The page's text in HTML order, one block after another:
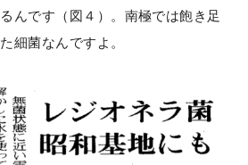
んです（図４）。南極では飽き足
細菌なんですよ。